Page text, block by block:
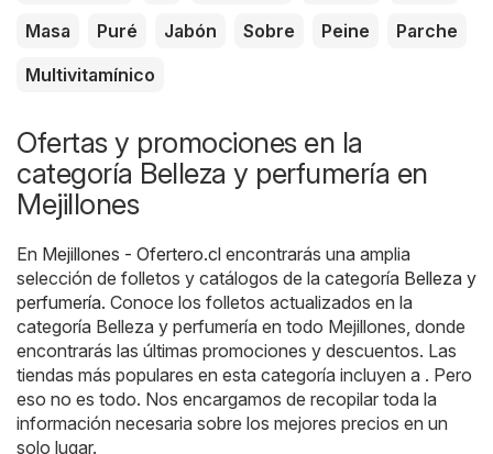
Masa
Puré Jabón Sobre Peine
Parche
Multivitamínico
Ofertas y promociones en la
categoría Belleza y perfumería en
Mejillones
En Mejillones - Ofertero.cl encontrarás una amplia
selección de folletos y catálogos de la categoría Belleza y
perfumería. Conoce los folletos actualizados en la
categoría Belleza y perfumería en todo Mejillones, donde
encontrarás las últimas promociones y descuentos. Las
tiendas más populares en esta categoría incluyen a . Pero
eso no es todo. Nos encargamos de recopilar toda la
información necesaria sobre los mejores precios en un
solo lugar.